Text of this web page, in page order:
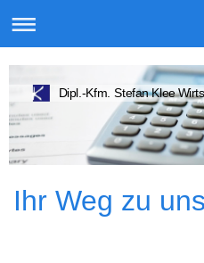
Dipl.-Kfm. Stefan Klee
Ihr Weg zu uns